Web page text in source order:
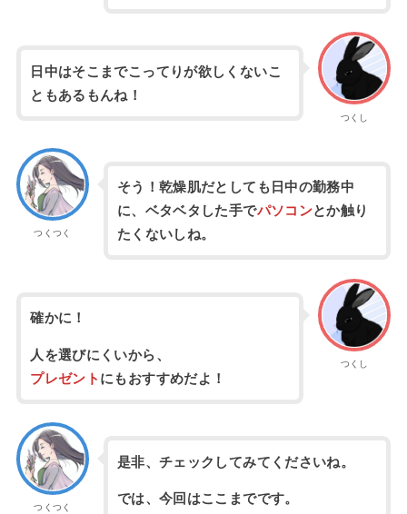
つくし
日中はそこまでこってりが欲しくないこ
ともあるもんね！
つくつく
そう！乾燥肌だとしても日中の勤務中
に、ベタベタした手でパソコンとか触り
たくないしね。
つくし
確かに！
人を選びにくいから、
プレゼント にもおすすめだよ！
つくつく
是非、チェックしてみてくださいね。
では、今回はここまでです。